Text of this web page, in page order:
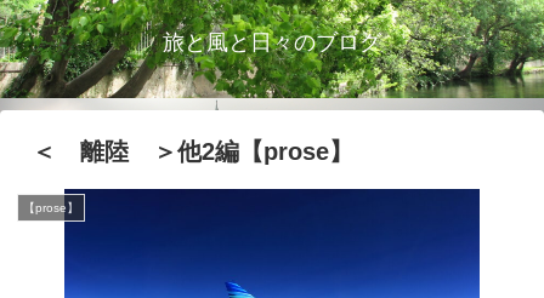
旅と風と日々のブログ
＜ 離陸 ＞他2編【prose】
【prose】